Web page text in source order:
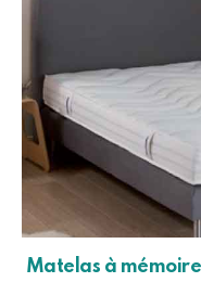
Matelas à